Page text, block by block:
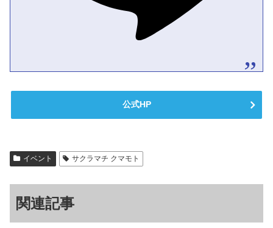
公式HP
イベント サクラマチ クマモト
関連記事